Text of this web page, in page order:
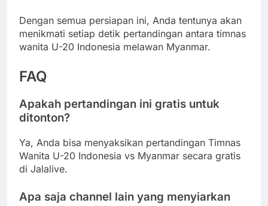
Dengan semua persiapan ini, Anda tentunya akan
menikmati setiap detik pertandingan antara timnas
wanita U-20 Indonesia melawan Myanmar.
FAQ
Apakah pertandingan ini gratis untuk
ditonton?
Ya, Anda bisa menyaksikan pertandingan Timnas
Wanita U-20 Indonesia vs Myanmar secara gratis
di Jalalive.
Apa saja channel lain yang menyiarkan